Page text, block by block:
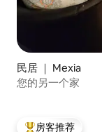
民居 ｜ Mexia
您的另一个家
房客推荐